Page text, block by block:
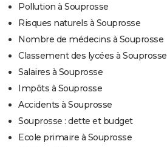
Pollution à Souprosse
Risques naturels à Souprosse
Nombre de médecins à Souprosse
Classement des lycées à Souprosse
Salaires à Souprosse
Impôts à Souprosse
Accidents à Souprosse
Souprosse : dette et budget
Ecole primaire à Souprosse